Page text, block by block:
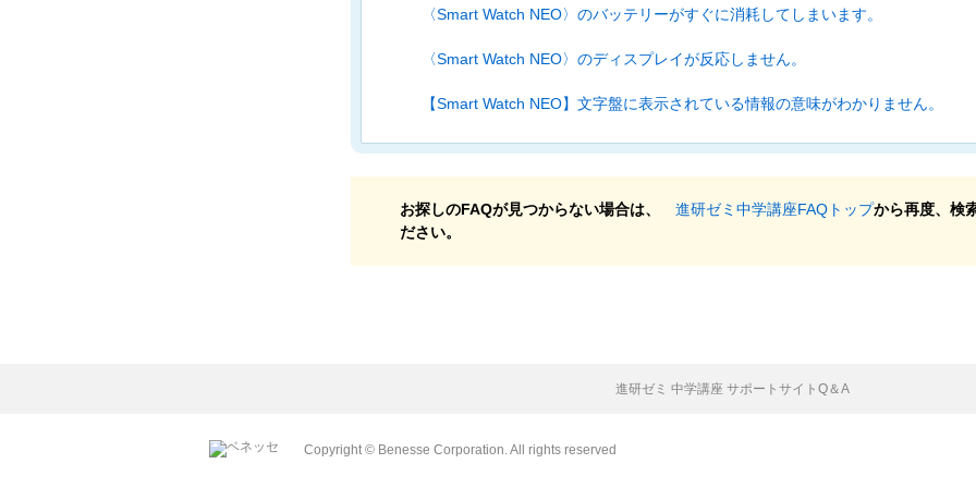
〈Smart Watch NEO〉のバッテリーがすぐに消耗してしまいます。
〈Smart Watch NEO〉のディスプレイが反応しません。
【Smart Watch NEO】文字盤に表示されている情報の意味がわかりません。
お探しのFAQが見つからない場合は、 進研ゼミ中学講座FAQトップから再度、検
ださい。
進研ゼミ 中学講座 サポートサイトQ＆A
Copyright © Benesse Corporation. All rights reserved